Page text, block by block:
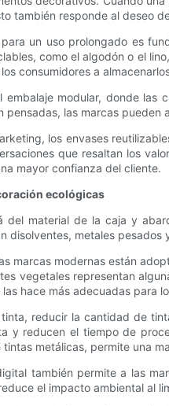
también responde al deseo
un uso prolongado es
como el algodón o el
consumidores a
modular, donde las
las marcas
los envases
que resaltan los
mayor confianza del cliente.
ecológicas
del material de la caja y
disolventes, metales
marcas modernas están
vegetales representan
hace más adecuadas para
reducir la cantidad de
y reducen el tiempo de
metálicas, permite una
también permite a las
el impacto ambiental al